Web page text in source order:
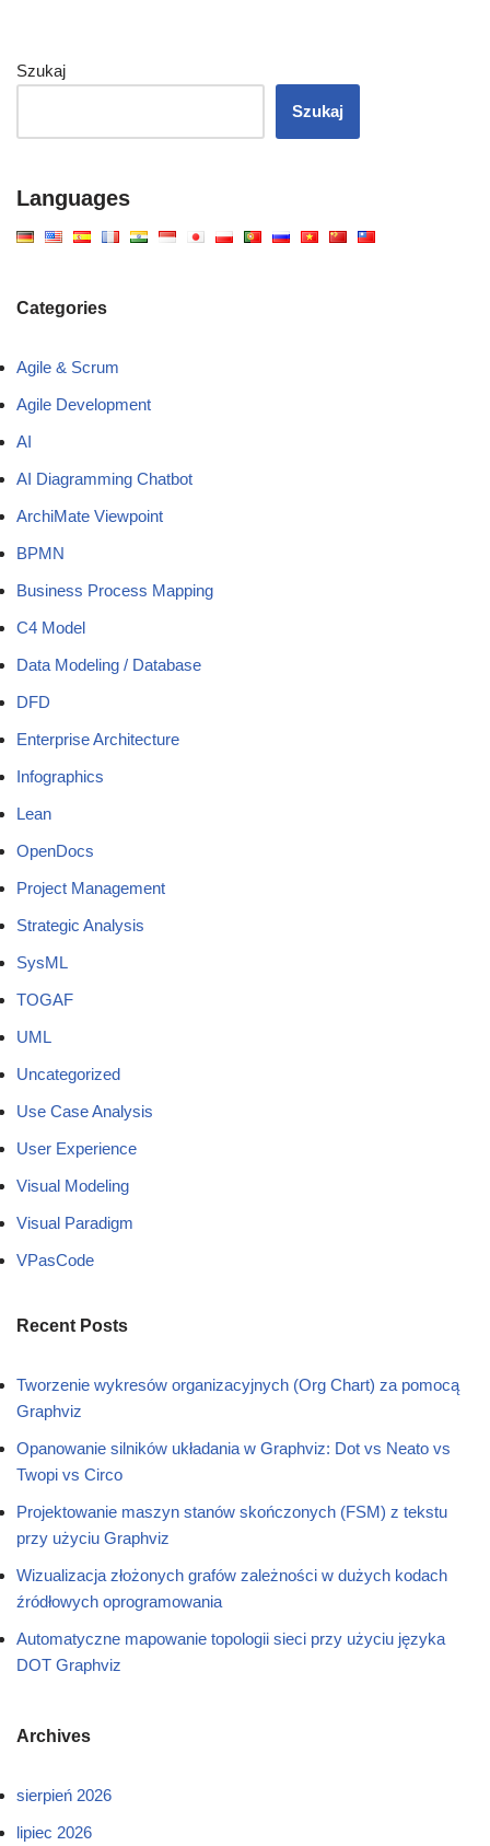
Szukaj
Szukaj
Languages
Categories
Agile & Scrum
Agile Development
AI
AI Diagramming Chatbot
ArchiMate Viewpoint
BPMN
Business Process Mapping
C4 Model
Data Modeling / Database
DFD
Enterprise Architecture
Infographics
Lean
OpenDocs
Project Management
Strategic Analysis
SysML
TOGAF
UML
Uncategorized
Use Case Analysis
User Experience
Visual Modeling
Visual Paradigm
VPasCode
Recent Posts
Tworzenie wykresów organizacyjnych (Org Chart) za pomocą
Graphviz
Opanowanie silników układania w Graphviz: Dot vs Neato vs
Twopi vs Circo
Projektowanie maszyn stanów skończonych (FSM) z tekstu
przy użyciu Graphviz
Wizualizacja złożonych grafów zależności w dużych kodach
źródłowych oprogramowania
Automatyczne mapowanie topologii sieci przy użyciu języka
DOT Graphviz
Archives
sierpień 2026
lipiec 2026